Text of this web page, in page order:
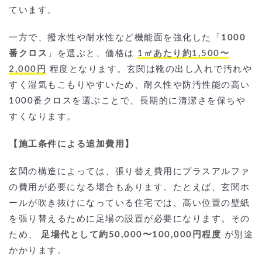
ています。
一方で、撥水性や耐水性など機能面を強化した「 1000
番クロス 」を選ぶと、価格は 1㎡あたり約1,500〜
2,000円 程度となります。玄関は靴の出し入れで汚れや
すく湿気もこもりやすいため、耐久性や防汚性能の高い
1000番クロスを選ぶことで、長期的に清潔さを保ちや
すくなります。
【施工条件による追加費用】
玄関の構造によっては、張り替え費用にプラスアルファ
の費用が必要になる場合もあります。たとえば、玄関ホ
ールが吹き抜けになっている住宅では、高い位置の壁紙
を張り替えるために足場の設置が必要になります。その
ため、 足場代として約50,000〜100,000円程度 が別途
かかります。